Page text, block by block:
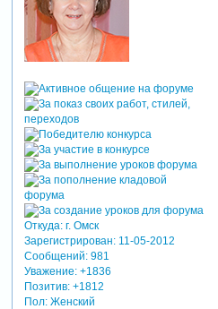
Откуда:г. Омск
Зарегистрирован: 11-05-2012
Сообщений:981
Уважение: +1836
Позитив: +1812
Пол:Женский